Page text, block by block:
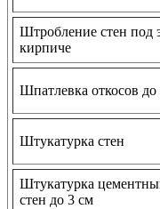
Штробление стен под
кирпиче
Шпатлевка откосов до
Штукатурка стен
Штукатурка
стен до 3 см